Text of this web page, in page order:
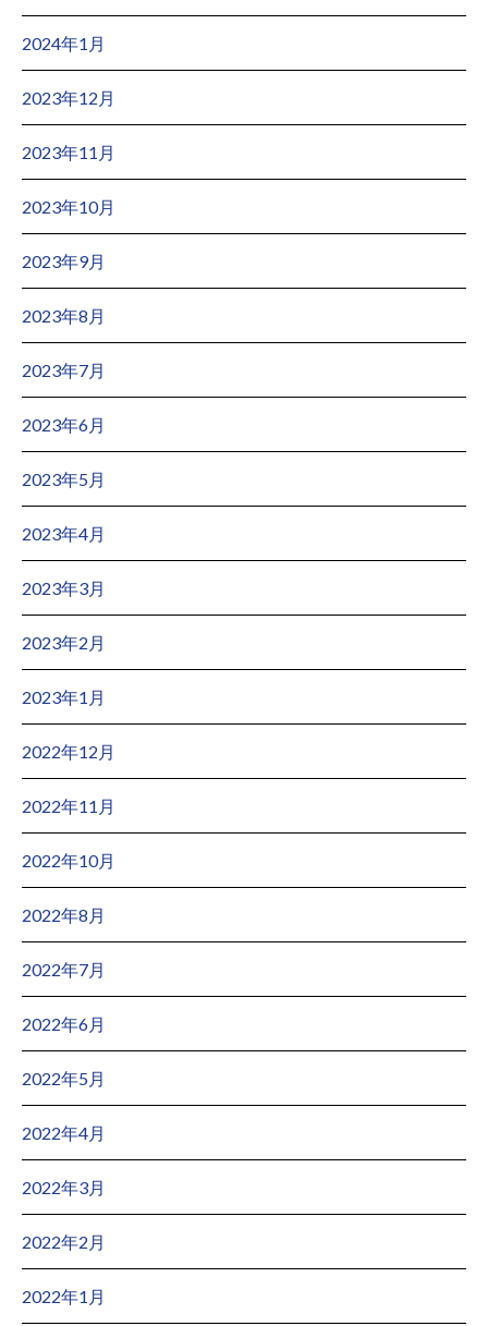
2024年1月
2023年12月
2023年11月
2023年10月
2023年9月
2023年8月
2023年7月
2023年6月
2023年5月
2023年4月
2023年3月
2023年2月
2023年1月
2022年12月
2022年11月
2022年10月
2022年8月
2022年7月
2022年6月
2022年5月
2022年4月
2022年3月
2022年2月
2022年1月